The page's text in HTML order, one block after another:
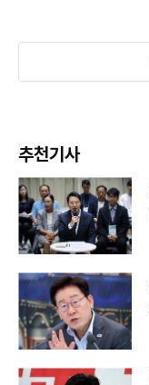
추천기사